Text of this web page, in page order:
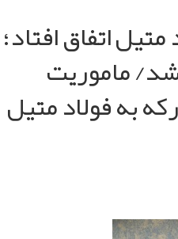
اتفاق افتاد؛
ماموریت
به فولاد متیل